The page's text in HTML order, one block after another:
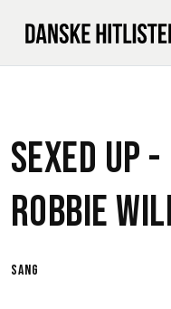
Sexed Up -
Robbie
sang